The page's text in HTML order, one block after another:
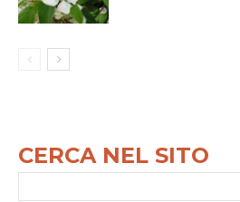
CERCA NEL SITO